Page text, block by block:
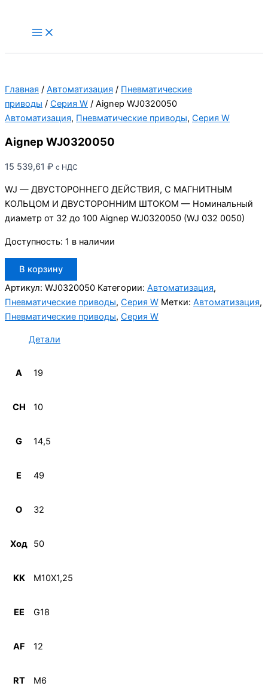
Main
Menu
Главная / Автоматизация / Пневматические
приводы / Серия W / Aignep WJ0320050
Автоматизация, Пневматические приводы, Серия W
Aignep WJ0320050
15 539,61 ₽ с НДС
WJ — ДВУСТОРОННЕГО ДЕЙСТВИЯ, С МАГНИТНЫМ
КОЛЬЦОМ И ДВУСТОРОННИМ ШТОКОМ — Номинальный
диаметр от 32 до 100 Aignep WJ0320050 (WJ 032 0050)
Доступность: 1 в наличии
товара
Aignep
WJ0320050
В корзину
Артикул: WJ0320050 Категории: Автоматизация,
Пневматические приводы, Серия W Метки: Автоматизация,
Пневматические приводы, Серия W
Детали
A 19
CH 10
G 14,5
E 49
O 32
Ход 50
KK M10X1,25
EE G18
AF 12
RT M6